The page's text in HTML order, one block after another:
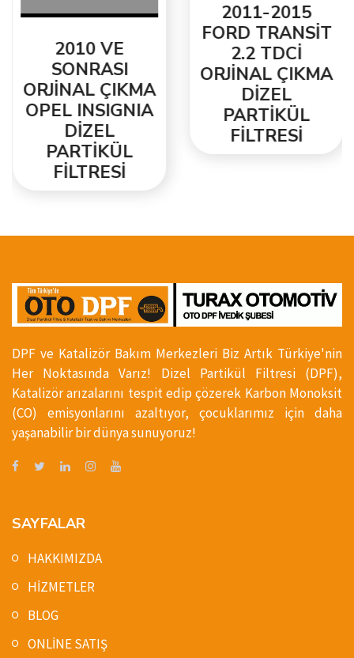
2010 VE
SONRASI
ORJİNAL ÇIKMA
OPEL INSIGNIA
DİZEL
PARTİKÜL
FİLTRESİ
2011-2015
FORD TRANSİT
2.2 TDCİ
ORJİNAL ÇIKMA
DİZEL
PARTİKÜL
FİLTRESİ
DPF ve Katalizör Bakım Merkezleri Biz Artık Türkiye'nin
Her Noktasında Varız! Dizel Partikül Filtresi (DPF),
Katalizör arızalarını tespit edip çözerek Karbon Monoksit
(CO) emisyonlarını azaltıyor, çocuklarımız için daha
yaşanabilir bir dünya sunuyoruz!
SAYFALAR
HAKKIMIZDA
HİZMETLER
BLOG
ONLİNE SATIŞ